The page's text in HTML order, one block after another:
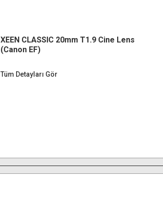
XEEN CLASSIC 20mm T1.9 Cine Lens
(Canon EF)
Tüm Detayları Gör